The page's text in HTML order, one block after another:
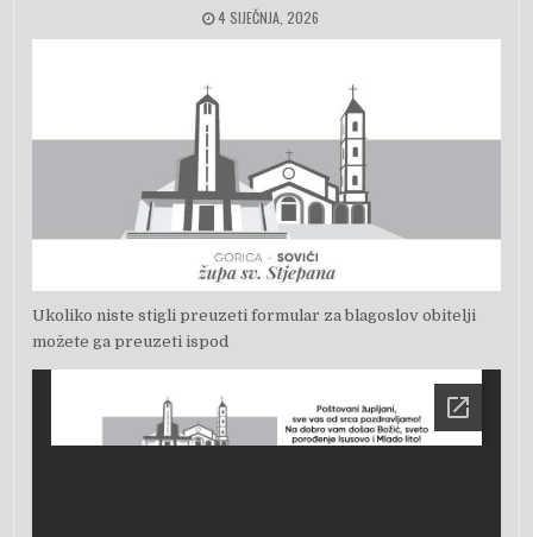
PUBLISHED DATE:
4 SIJEČNJA, 2026
Ukoliko niste stigli preuzeti formular za blagoslov obitelji
možete ga preuzeti ispod